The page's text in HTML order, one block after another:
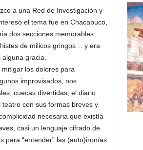
a una Red de Investigación y
el tema fue en Chacabuco,
dos secciones memorables:
de milicos gringos… y era
gracia.
los dolores para
improvisados, nos
cuecas divertidas, el diario
con sus formas breves y
necesaria que existía
casi un lenguaje cifrado de
para “entender” las (auto)ironías